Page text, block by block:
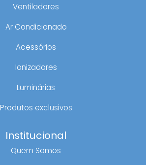
Ventiladores
Ar Condicionado
Acessórios
Ionizadores
Luminárias
Produtos exclusivos
Institucional
Quem Somos